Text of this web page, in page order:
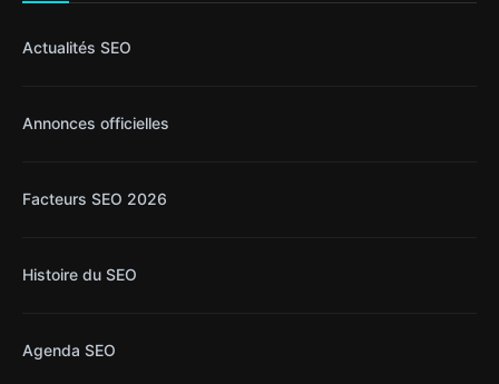
Actualités SEO
Annonces officielles
Facteurs SEO 2026
Histoire du SEO
Agenda SEO